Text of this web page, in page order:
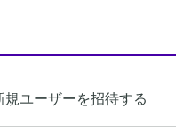
ユーザーを招待する